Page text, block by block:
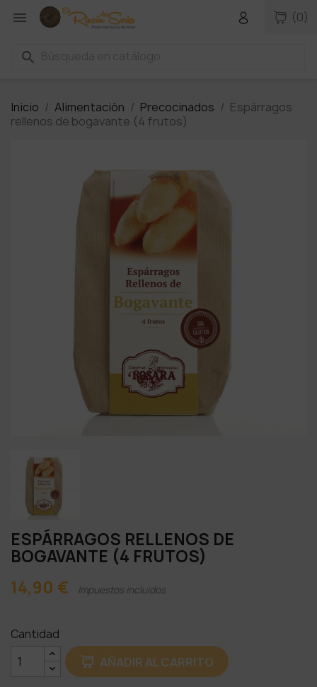
 (0)
search
Inicio Alimentación Precocinados
Espárragos
rellenos de bogavante (4 frutos)
ESPÁRRAGOS RELLENOS DE
BOGAVANTE (4 FRUTOS)
14,90 €
Impuestos incluidos
Cantidad
AÑADIR AL CARRITO